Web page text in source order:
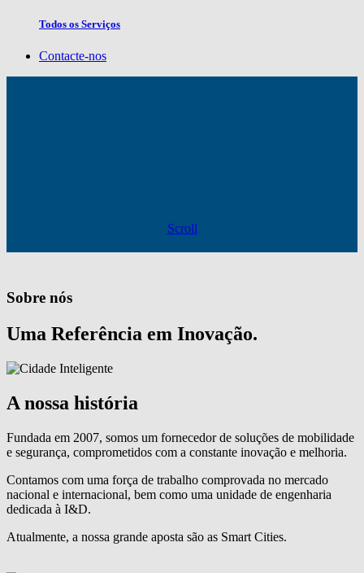
Todos os Serviços
Contacte-nos
Scroll
Sobre nós
Uma Referência em Inovação.
A nossa história
Fundada em 2007, somos um fornecedor de soluções de mobilidade
e segurança, comprometidos com a constante inovação e melhoria.
Contamos com uma força de trabalho comprovada no mercado
nacional e internacional, bem como uma unidade de engenharia
dedicada à I&D.
Atualmente, a nossa grande aposta são as Smart Cities.